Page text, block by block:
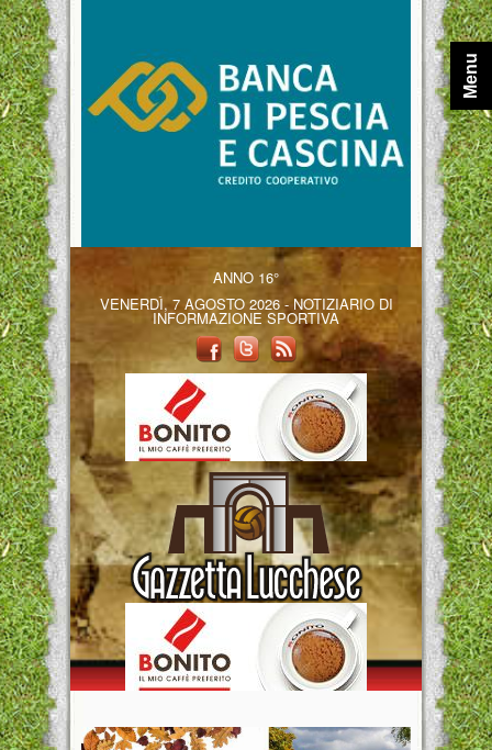
ANNO 16°
VENERDÌ, 7 AGOSTO 2026 - NOTIZIARIO DI
INFORMAZIONE SPORTIVA
Menu